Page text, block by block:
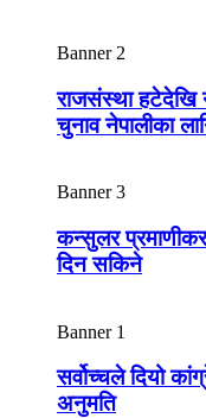
Banner 2
राजसंस्था हटेदेखि
चुनाव नेपालीका
Banner 3
कन्सुलर
दिन सकिने
Banner 1
सर्वोच्चले दियो
अनुमति